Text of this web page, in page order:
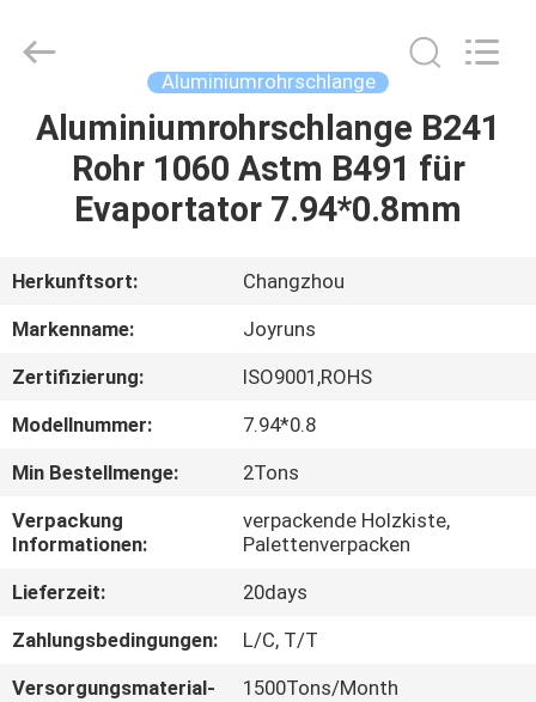
HAUS
PRODUKTE
ÜBER
US
FABRIK-
AUSFLUG
QUALITÄTSKONTROLLE
TRETEN
SIE
MIT
Tube
Reserved.
Aluminiumrohrschlange
Aluminiumrohrschlange B241
Rohr 1060 Astm B491 für
Evaportator 7.94*0.8mm
Herkunftsort:
Changzhou
Markenname:
Joyruns
Zertifizierung:
ISO9001,ROHS
Modellnummer:
7.94*0.8
Min Bestellmenge:
2Tons
Verpackung
Informationen:
verpackende Holzkiste,
Palettenverpacken
Lieferzeit:
20days
Zahlungsbedingungen:
L/C, T/T
Versorgungsmaterial-
1500Tons/Month